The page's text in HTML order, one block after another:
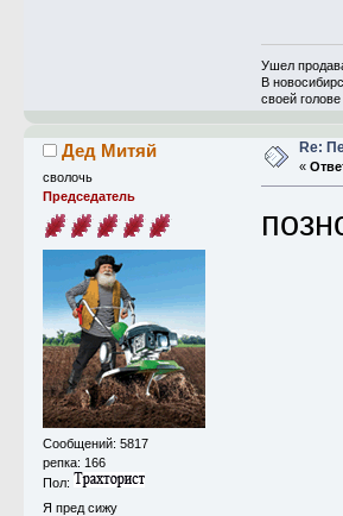
Ушел
В
своей
Дед Митяй
сволочь
Председатель
Сообщений: 5817
репка: 166
Пол:
Я пред сижу
Re:
«